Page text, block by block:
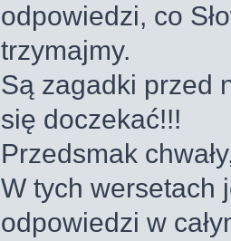
odpowiedzi, co
trzymajmy.
Są zagadki przed
się doczekać!!!
Przedsmak
W tych wersetach
odpowiedzi w